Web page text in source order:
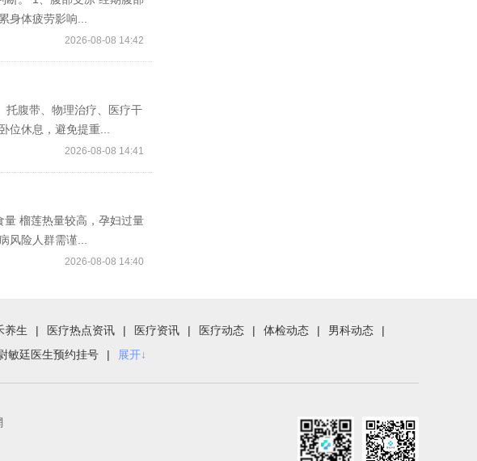
身体疲劳影响...
2026-08-08 14:42
托腹带、物理治疗、医疗干
位休息，避免提重...
2026-08-08 14:41
榴莲热量较高，孕妇过量
风险人群需谨...
2026-08-08 14:40
养生 | 医疗热点资讯 | 医疗资讯 | 医疗动态 | 体检动态 | 男科动态
|
敏廷医生预约挂号 | 展开↓